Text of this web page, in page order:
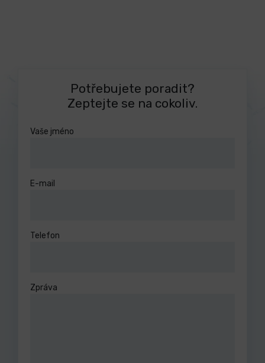
Potřebujete poradit?
Zeptejte se na cokoliv.
Vaše jméno
E-mail
Telefon
Zpráva